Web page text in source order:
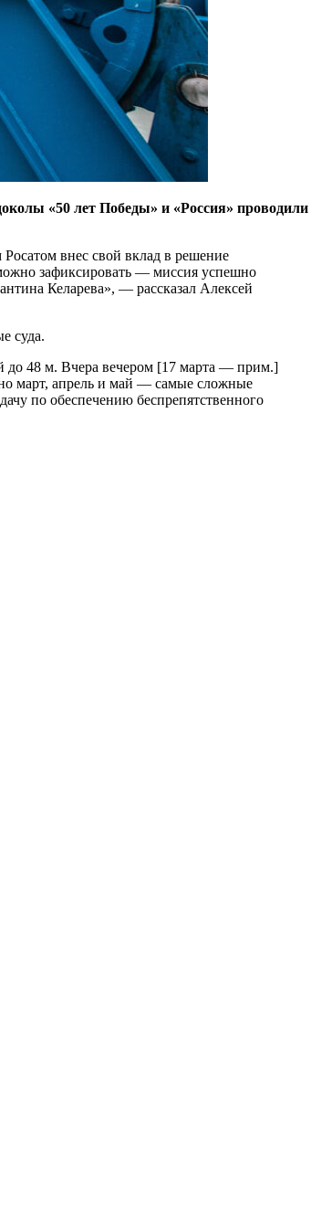
«50 лет Победы» и «Россия» проводили
внес свой вклад в решение
зафиксировать — миссия успешно
Келарева», — рассказал Алексей
суда.
до 48 м. Вчера вечером [17 марта — прим.]
март, апрель и май — самые сложные
по обеспечению беспрепятственного